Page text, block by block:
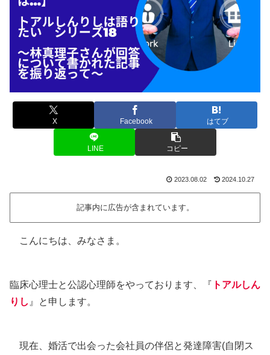
X Facebook はてブ
LINE コピー
2023.08.02 2024.10.27
記事内に広告が含まれています。
こんにちは、みなさま。
臨床心理士と公認心理師をやっております、『 トアルしん
りし 』と申します。
現在、婚活で出会った会社員の伴侶と発達障害(自閉ス